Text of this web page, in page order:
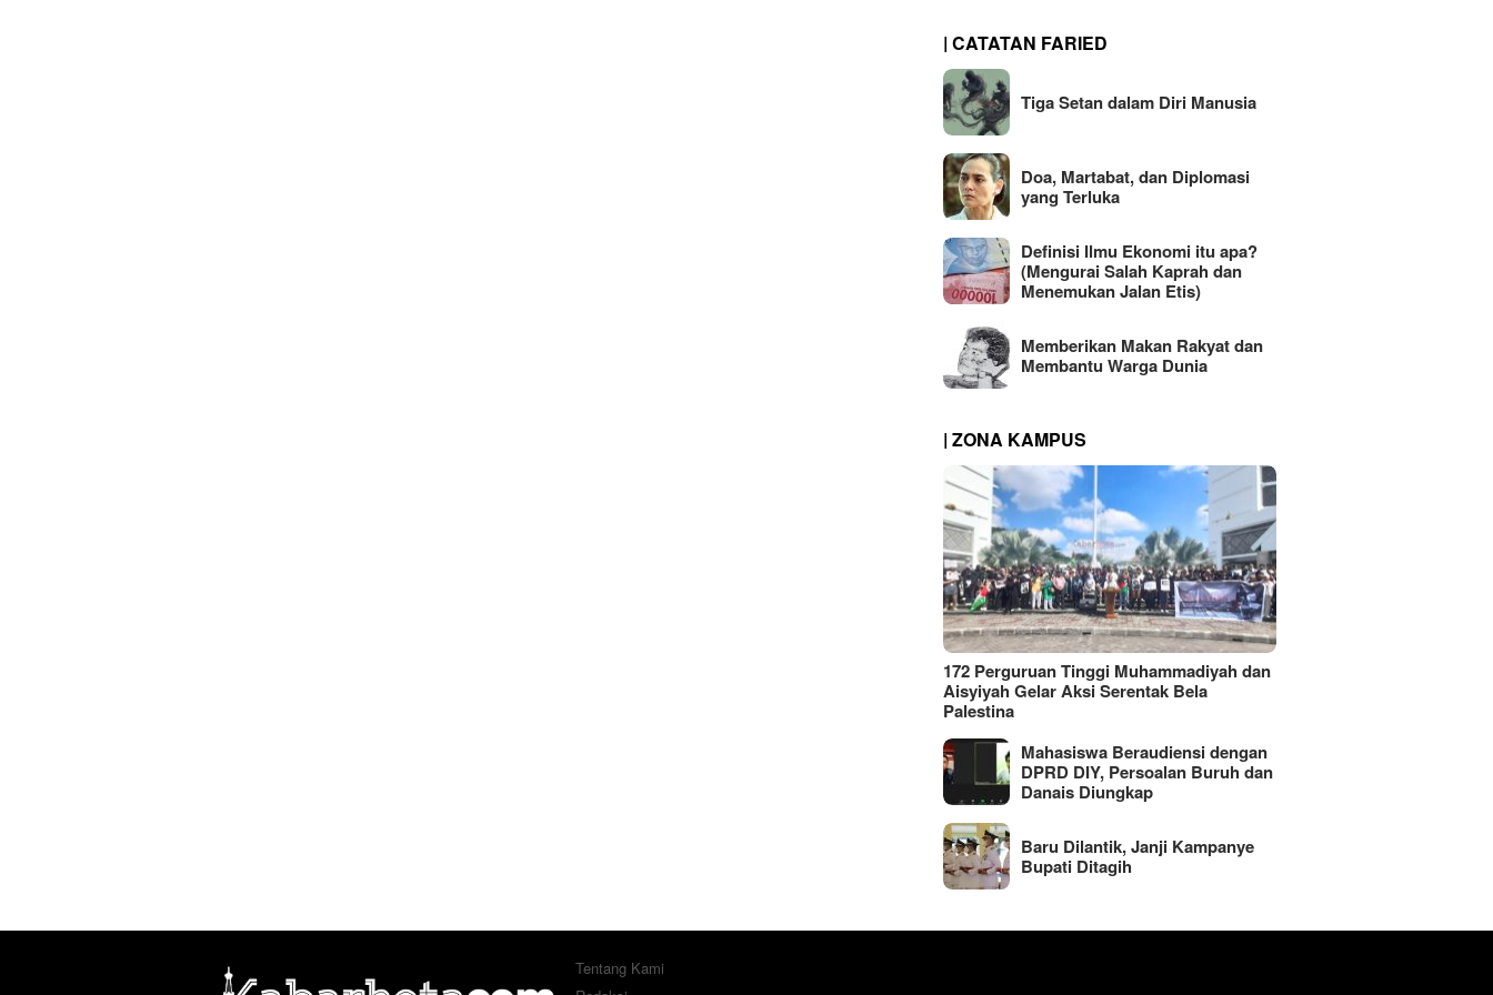
| CATATAN FARIED
Tiga Setan dalam Diri Manusia
Doa, Martabat, dan Diplomasi
yang Terluka
Definisi Ilmu Ekonomi itu apa?
(Mengurai Salah Kaprah dan
Menemukan Jalan Etis)
Memberikan Makan Rakyat dan
Membantu Warga Dunia
| ZONA KAMPUS
172 Perguruan Tinggi Muhammadiyah dan
Aisyiyah Gelar Aksi Serentak Bela
Palestina
Mahasiswa Beraudiensi dengan
DPRD DIY, Persoalan Buruh dan
Danais Diungkap
Baru Dilantik, Janji Kampanye
Bupati Ditagih
Tentang Kami